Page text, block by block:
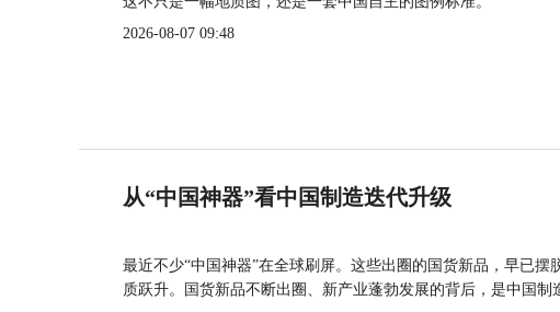
2026-08-07 09:48
从“中国神器”看中国制造迭代升级
最近不少“中国神器”在全球刷屏。这些出圈的国货新品，早已
质跃升。国货新品不断出圈、新产业蓬勃发展的背后，是中国制